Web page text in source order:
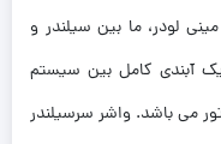
لودر، ما بین سیلندر و
یک آبندی کامل بین سیستم
می باشد. واشر سرسیلندر